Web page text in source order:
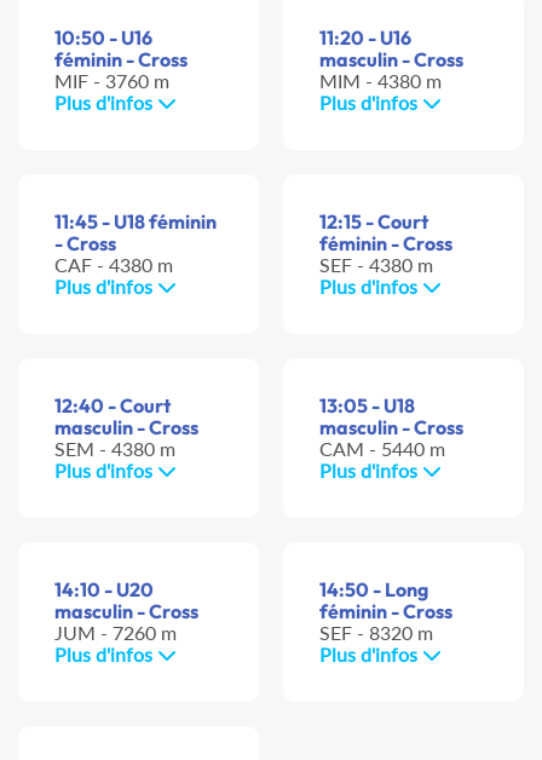
10:50 - U16
féminin - Cross
MIF - 3760 m
Plus d'infos
11:20 - U16
masculin - Cross
MIM - 4380 m
Plus d'infos
11:45 - U18 féminin
- Cross
CAF - 4380 m
Plus d'infos
12:15 - Court
féminin - Cross
SEF - 4380 m
Plus d'infos
12:40 - Court
masculin - Cross
SEM - 4380 m
Plus d'infos
13:05 - U18
masculin - Cross
CAM - 5440 m
Plus d'infos
14:10 - U20
masculin - Cross
JUM - 7260 m
Plus d'infos
14:50 - Long
féminin - Cross
SEF - 8320 m
Plus d'infos